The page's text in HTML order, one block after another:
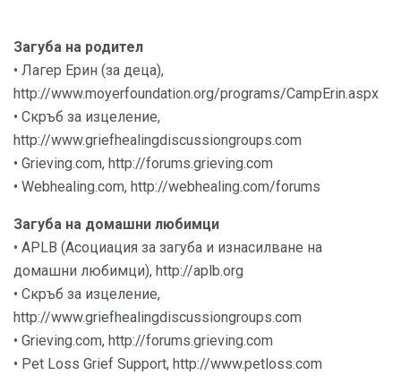
Загуба на родител
• Лагер Ерин (за деца),
http://www.moyerfoundation.org/programs/CampErin.aspx
• Скръб за изцеление,
http://www.griefhealingdiscussiongroups.com
• Grieving.com, http://forums.grieving.com
• Webhealing.com, http://webhealing.com/forums
Загуба на домашни любимци
• APLB (Асоциация за загуба и изнасилване на
домашни любимци), http://aplb.org
• Скръб за изцеление,
http://www.griefhealingdiscussiongroups.com
• Grieving.com, http://forums.grieving.com
• Pet Loss Grief Support, http://www.petloss.com